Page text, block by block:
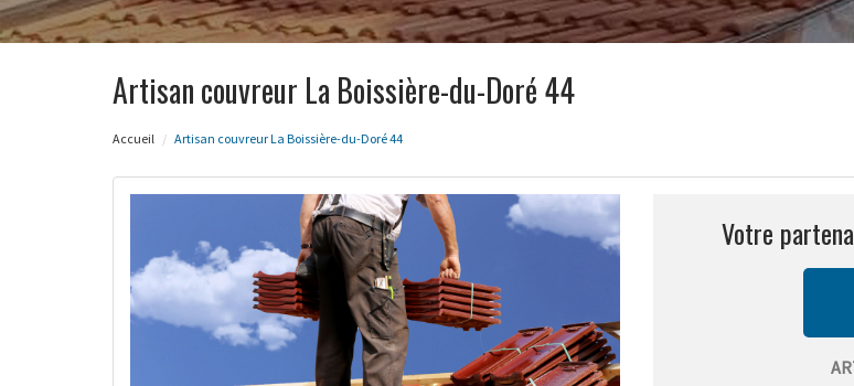
Artisan couvreur La Boissière-du-Doré 44
Accueil Artisan couvreur La Boissière-du-Doré 44
Votre